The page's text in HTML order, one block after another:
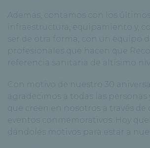
Además, contamos con los últimos
infraestructura, equipamiento y,
ser de otra forma, con un equipo
profesionales que hacen que
referencia sanitaria de altísimo
Con motivo de nuestro 30
agradecimos a todas las personas
que creen en nosotros a través de
eventos conmemorativos. Hoy
dándoles motivos para estar a